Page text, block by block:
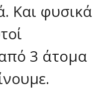
Και φυσικά
3 άτομα